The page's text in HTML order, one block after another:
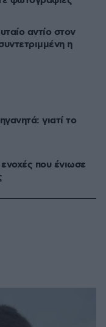
αντίο στον
η
γιατί το
που ένιωσε